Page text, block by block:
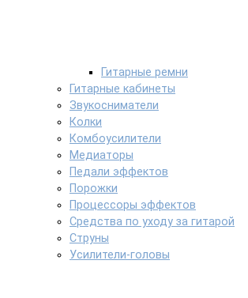
Гитарные ремни
Гитарные кабинеты
Звукосниматели
Колки
Комбоусилители
Медиаторы
Педали эффектов
Порожки
Процессоры эффектов
Средства по уходу за гитарой
Струны
Усилители-головы